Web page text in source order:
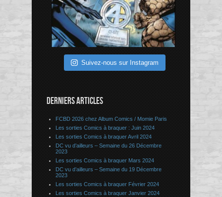
Suivez-nous sur Instagram
DERNIERS ARTICLES
FCBD 2026 chez Album Comics / Momie Paris
Les sorties Comics à braquer : Juin 2024
Les sorties Comics à braquer Avril 2024
DC vu d’ailleurs – Semaine du 26 Décembre
2023
Les sorties Comics à braquer Mars 2024
DC vu d’ailleurs – Semaine du 19 Décembre
2023
Les sorties Comics à braquer Février 2024
Les sorties Comics à braquer Janvier 2024